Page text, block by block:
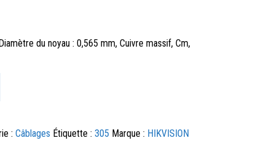
du noyau : 0,565 mm, Cuivre massif, Cm,
:Câblages Étiquette :305 Marque : HIKVISION